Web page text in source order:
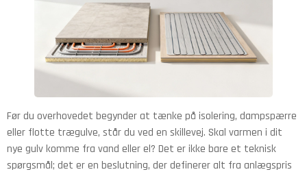
Før du overhovedet begynder at tænke på isolering, dampspærre
eller flotte trægulve, står du ved en skillevej. Skal varmen i dit
nye gulv komme fra vand eller el? Det er ikke bare et teknisk
spørgsmål; det er en beslutning, der definerer alt fra anlægspris